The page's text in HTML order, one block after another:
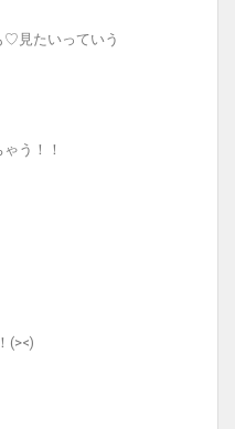
見たいっていう
う！！
(><)